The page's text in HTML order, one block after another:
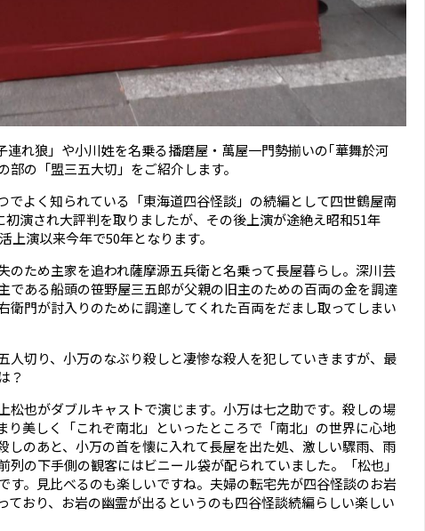
連れ狼」や小川姓を名乗る播磨屋・萬屋一門勢揃いの｢華舞於河
の「盟三五大切」をご紹介します。
でよく知られている「東海道四谷怪談」の続編として四世鶴屋南
演され大評判を取りましたが、その後上演が途絶え昭和51年
上演以来今年で50年となります。
のため主家を追われ薩摩源五兵衛と名乗って長屋暮らし。深川芸
である船頭の笹野屋三五郎が父親の旧主のための百両の金を調達
衛門が討入りのために調達してくれた百両をだまし取ってしまい
人切り、小万のなぶり殺しと凄惨な殺人を犯していきますが、最
？
松也がダブルキャストで演じます。小万は七之助です。殺しの場
り美しく「これぞ南北」といったところで「南北」の世界に心地
しのあと、小万の首を懐に入れて長屋を出た処、激しい驟雨、雨
の下手側の観客にはビニール袋が配られていました。「松也」
す。見比べるのも楽しいですね。夫婦の転宅先が四谷怪談のお岩
ており、お岩の幽霊が出るというのも四谷怪談続編らしい楽しい